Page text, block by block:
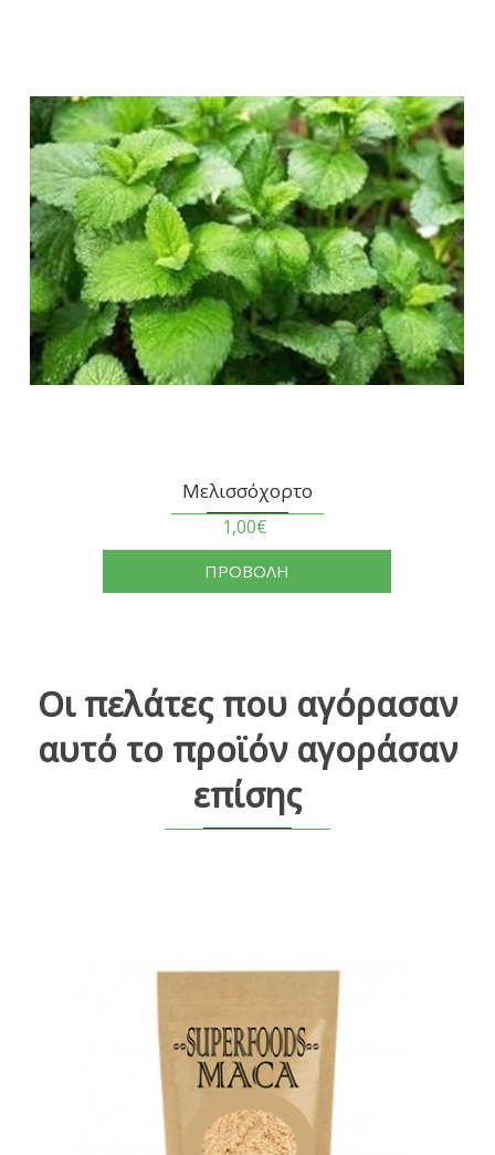
Μελισσόχορτο
1,00€
ΠΡΟΒΟΛΗ
Οι πελάτες που αγόρασαν
αυτό το προϊόν αγοράσαν
επίσης